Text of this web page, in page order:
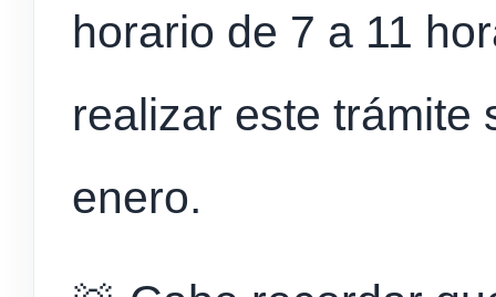
horario de 7 a 11
realizar este trámite
enero.